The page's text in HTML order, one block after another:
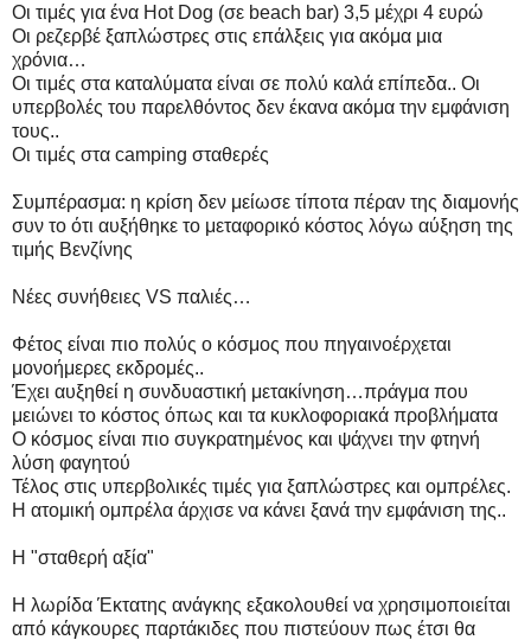
Οι τιμές για ένα Hot Dog (σε beach bar) 3,5 μέχρι 4 ευρώ
Οι ρεζερβέ ξαπλώστρες στις επάλξεις για ακόμα μια
χρόνια…
Οι τιμές στα καταλύματα είναι σε πολύ καλά επίπεδα.. Οι
υπερβολές του παρελθόντος δεν έκανα ακόμα την εμφάνιση
τους..
Οι τιμές στα camping σταθερές
Συμπέρασμα: η κρίση δεν μείωσε τίποτα πέραν της διαμονής
συν το ότι αυξήθηκε το μεταφορικό κόστος λόγω αύξηση της
τιμής Βενζίνης
Νέες συνήθειες VS παλιές…
Φέτος είναι πιο πολύς ο κόσμος που πηγαινοέρχεται
μονοήμερες εκδρομές..
Έχει αυξηθεί η συνδυαστική μετακίνηση…πράγμα που
μειώνει το κόστος όπως και τα κυκλοφοριακά προβλήματα
Ο κόσμος είναι πιο συγκρατημένος και ψάχνει την φτηνή
λύση φαγητού
Τέλος στις υπερβολικές τιμές για ξαπλώστρες και ομπρέλες.
H ατομική ομπρέλα άρχισε να κάνει ξανά την εμφάνιση της..
Η "σταθερή αξία"
Η λωρίδα Έκτατης ανάγκης εξακολουθεί να χρησιμοποιείται
από κάγκουρες παρτάκιδες που πιστεύουν πως έτσι θα